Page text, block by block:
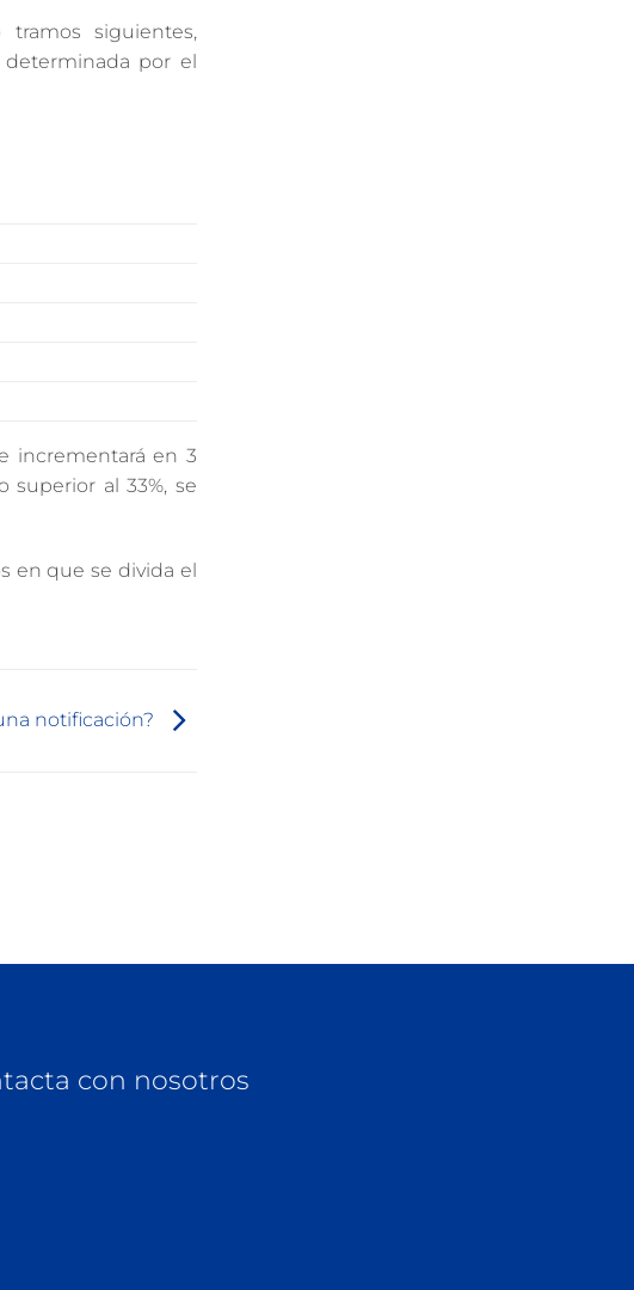
siguientes,
por el
incrementará en 3
superior al 33%, se
en que se divida el
notificación?
con nosotros